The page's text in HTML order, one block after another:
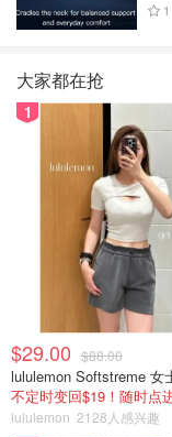
1
大家都在抢
1
$29.00 $88.00
不定时变回$19！随时点
lululemon 2128人感兴趣